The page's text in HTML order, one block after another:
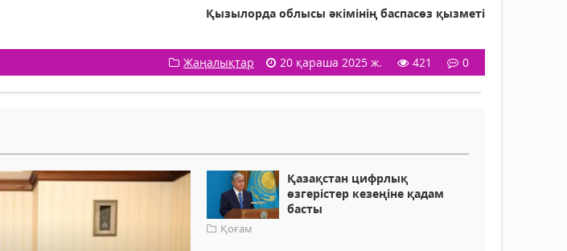
Қызылорда облысы әкімінің баспасөз қызметі
Жаңалықтар 20 қараша 2025 ж. 421 0
Қазақстан цифрлық
өзгерістер кезеңіне қадам
басты
Қоғам